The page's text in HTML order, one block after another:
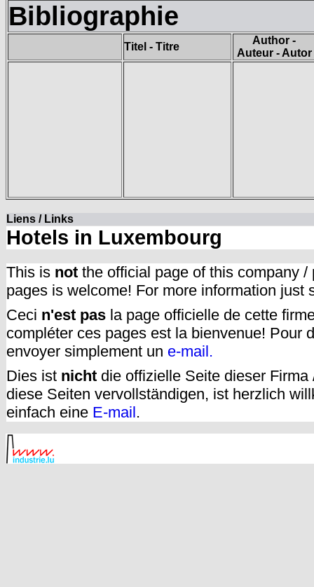
Bibliographie
Titel - Titre
Author -
Auteur - Autor
Liens / Links
Hotels in Luxembourg
This is not the official page of this company
pages is welcome! For more information just
Ceci n'est pas la page officielle de cette
compléter ces pages est la bienvenue! Pour
envoyer simplement un e-mail.
Dies ist nicht die offizielle Seite dieser
diese Seiten vervollständigen, ist herzlich
einfach eine E-mail .